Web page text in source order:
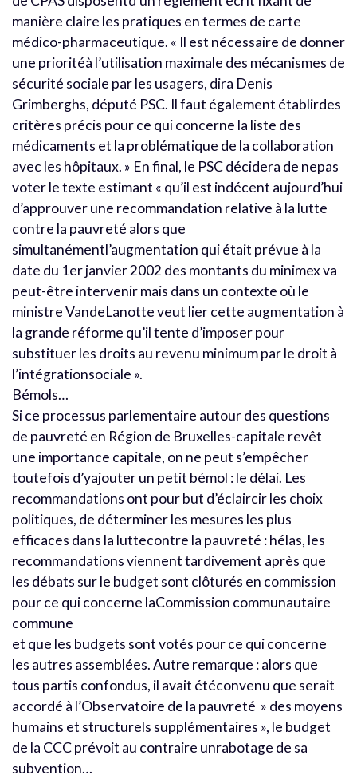
manière claire les pratiques en termes de carte
médico-pharmaceutique. « Il est nécessaire de donner
une prioritéà l’utilisation maximale des mécanismes de
sécurité sociale par les usagers, dira Denis
Grimberghs, député PSC. Il faut également établirdes
critères précis pour ce qui concerne la liste des
médicaments et la problématique de la collaboration
avec les hôpitaux. » En final, le PSC décidera de nepas
voter le texte estimant « qu’il est indécent aujourd’hui
d’approuver une recommandation relative à la lutte
contre la pauvreté alors que
simultanémentl’augmentation qui était prévue à la
date du 1er janvier 2002 des montants du minimex va
peut-être intervenir mais dans un contexte où le
ministre VandeLanotte veut lier cette augmentation à
la grande réforme qu’il tente d’imposer pour
substituer les droits au revenu minimum par le droit à
l’intégrationsociale ».
Bémols…
Si ce processus parlementaire autour des questions
de pauvreté en Région de Bruxelles-capitale revêt
une importance capitale, on ne peut s’empêcher
toutefois d’yajouter un petit bémol : le délai. Les
recommandations ont pour but d’éclaircir les choix
politiques, de déterminer les mesures les plus
efficaces dans la luttecontre la pauvreté : hélas, les
recommandations viennent tardivement après que
les débats sur le budget sont clôturés en commission
pour ce qui concerne laCommission communautaire
commune
et que les budgets sont votés pour ce qui concerne
les autres assemblées. Autre remarque : alors que
tous partis confondus, il avait étéconvenu que serait
accordé à l’Observatoire de la pauvreté » des moyens
humains et structurels supplémentaires », le budget
de la CCC prévoit au contraire unrabotage de sa
subvention…